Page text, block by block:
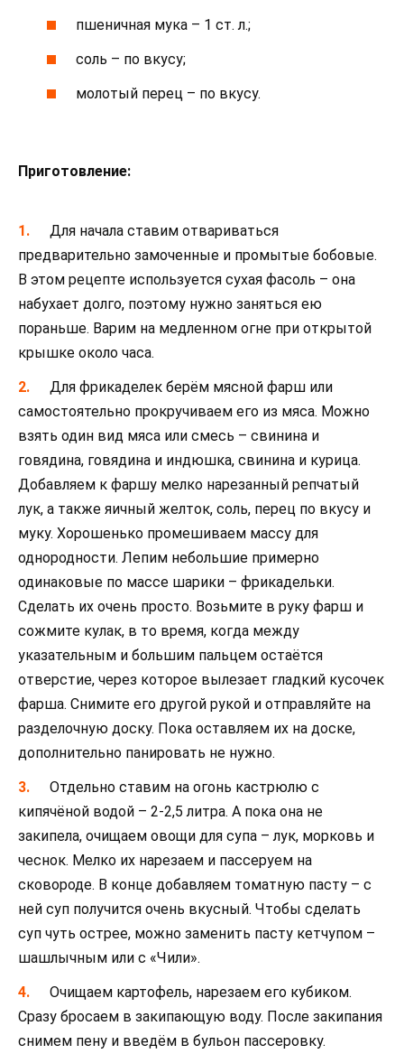
пшеничная мука – 1 ст. л.;
соль – по вкусу;
молотый перец – по вкусу.
Приготовление:
Для начала ставим отвариваться
предварительно замоченные и промытые бобовые.
В этом рецепте используется сухая фасоль – она
набухает долго, поэтому нужно заняться ею
пораньше. Варим на медленном огне при открытой
крышке около часа.
Для фрикаделек берём мясной фарш или
самостоятельно прокручиваем его из мяса. Можно
взять один вид мяса или смесь – свинина и
говядина, говядина и индюшка, свинина и курица.
Добавляем к фаршу мелко нарезанный репчатый
лук, а также яичный желток, соль, перец по вкусу и
муку. Хорошенько промешиваем массу для
однородности. Лепим небольшие примерно
одинаковые по массе шарики – фрикадельки.
Сделать их очень просто. Возьмите в руку фарш и
сожмите кулак, в то время, когда между
указательным и большим пальцем остаётся
отверстие, через которое вылезает гладкий кусочек
фарша. Снимите его другой рукой и отправляйте на
разделочную доску. Пока оставляем их на доске,
дополнительно панировать не нужно.
Отдельно ставим на огонь кастрюлю с
кипячёной водой – 2-2,5 литра. А пока она не
закипела, очищаем овощи для супа – лук, морковь и
чеснок. Мелко их нарезаем и пассеруем на
сковороде. В конце добавляем томатную пасту – с
ней суп получится очень вкусный. Чтобы сделать
суп чуть острее, можно заменить пасту кетчупом –
шашлычным или с «Чили».
Очищаем картофель, нарезаем его кубиком.
Сразу бросаем в закипающую воду. После закипания
снимем пену и введём в бульон пассеровку.